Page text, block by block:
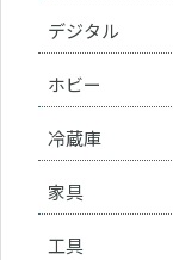
デジタル
ホビー
冷蔵庫
家具
工具